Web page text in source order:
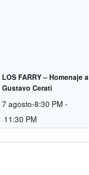
LOS FARRY – Homenaje a
Gustavo Cerati
7 agosto-8:30 PM -
11:30 PM